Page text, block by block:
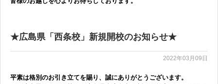
★広島県「西条校」新規開校のお知らせ★
2022年03月09日
平素は格別のお引き立てを賜り、誠にありがとうございます。